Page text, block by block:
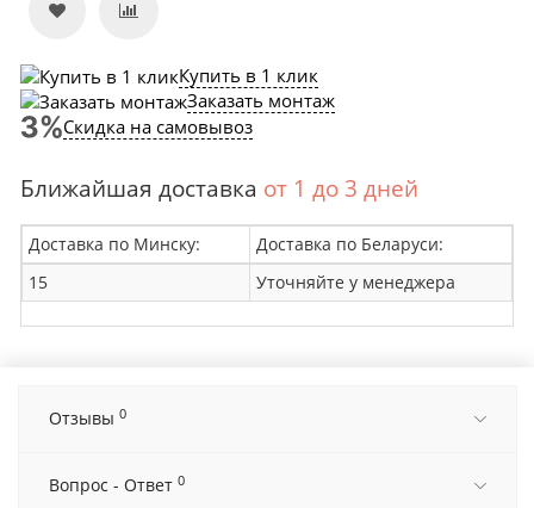
Купить в 1 клик
Заказать монтаж
Скидка на самовывоз
Ближайшая доставка от 1 до 3 дней
Доставка по Минску:
Доставка по Беларуси:
15
Уточняйте у менеджера
Отзывы 0
Вопрос - Ответ 0